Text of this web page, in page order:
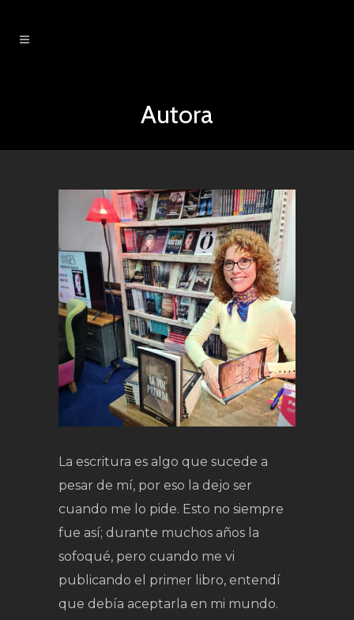
Autora
La escritura es algo que sucede a
pesar de mí, por eso la dejo ser
cuando me lo pide. Esto no siempre
fue así; durante muchos años la
sofoqué, pero cuando me vi
publicando el primer libro, entendí
que debía aceptarla en mi mundo.